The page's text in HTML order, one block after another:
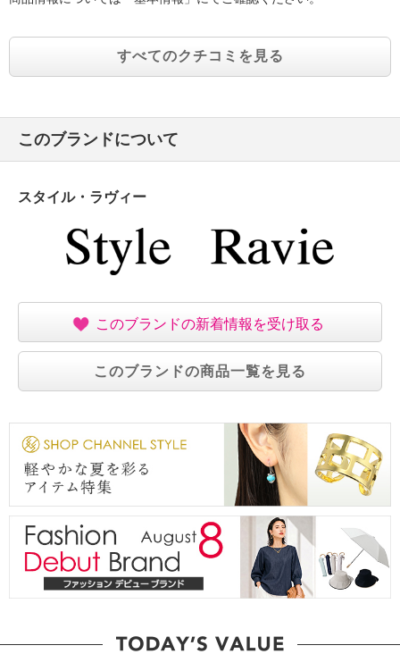
すべてのクチコミを見る
このブランドについて
スタイル・ラヴィー
このブランドの新着情報を受け取る
このブランドの商品一覧を見る